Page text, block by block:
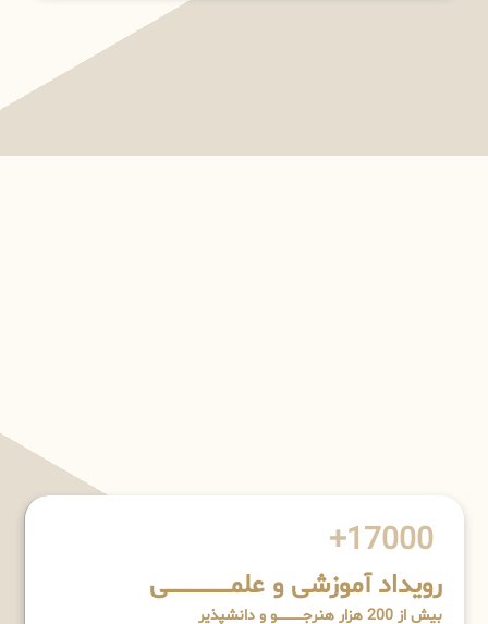
17000+
رویداد آموزشی و علمـــــــــــــــــــی
بیش از 200 هزار هنرجــــــــــــو و دانشپذیر